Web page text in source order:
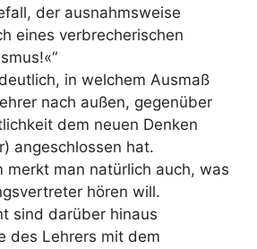
der ausnahmsweise
eines verbrecherischen
in welchem Ausmaß
nach außen, gegenüber
dem neuen Denken
angeschlossen hat.
merkt man natürlich auch, was
hören will.
sind darüber hinaus
des Lehrers mit dem